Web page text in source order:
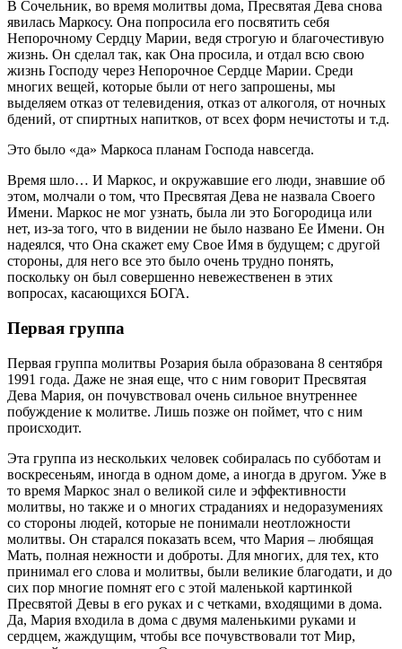
В Сочельник, во время молитвы дома, Пресвятая Дева снова
явилась Маркосу. Она попросила его посвятить себя
Непорочному Сердцу Марии, ведя строгую и благочестивую
жизнь. Он сделал так, как Она просила, и отдал всю свою
жизнь Господу через Непорочное Сердце Марии. Среди
многих вещей, которые были от него запрошены, мы
выделяем отказ от телевидения, отказ от алкоголя, от ночных
бдений, от спиртных напитков, от всех форм нечистоты и т.д.
Это было «да» Маркоса планам Господа навсегда.
Время шло… И Маркос, и окружавшие его люди, знавшие об
этом, молчали о том, что Пресвятая Дева не назвала Своего
Имени. Маркос не мог узнать, была ли это Богородица или
нет, из-за того, что в видении не было названо Ее Имени. Он
надеялся, что Она скажет ему Свое Имя в будущем; с другой
стороны, для него все это было очень трудно понять,
поскольку он был совершенно невежественен в этих
вопросах, касающихся БОГА.
Первая группа
Первая группа молитвы Розария была образована 8 сентября
1991 года. Даже не зная еще, что с ним говорит Пресвятая
Дева Мария, он почувствовал очень сильное внутреннее
побуждение к молитве. Лишь позже он поймет, что с ним
происходит.
Эта группа из нескольких человек собиралась по субботам и
воскресеньям, иногда в одном доме, а иногда в другом. Уже в
то время Маркос знал о великой силе и эффективности
молитвы, но также и о многих страданиях и недоразумениях
со стороны людей, которые не понимали неотложности
молитвы. Он старался показать всем, что Мария – любящая
Мать, полная нежности и доброты. Для многих, для тех, кто
принимал его слова и молитвы, были великие благодати, и до
сих пор многие помнят его с этой маленькой картинкой
Пресвятой Девы в его руках и с четками, входящими в дома.
Да, Мария входила в дома с двумя маленькими руками и
сердцем, жаждущим, чтобы все почувствовали тот Мир,